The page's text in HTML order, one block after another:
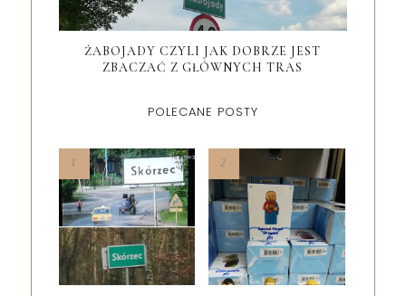
ŻABOJADY CZYLI JAK DOBRZE JEST
ZBACZAĆ Z GŁÓWNYCH TRAS
POLECANE POSTY